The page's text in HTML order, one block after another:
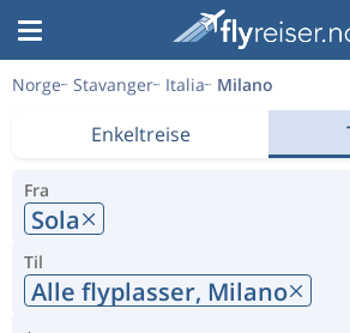
Norge Stavanger Italia Milano
Enkeltreise
Fra
Sola
Til
Alle flyplasser, Milano